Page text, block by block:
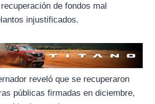
de fondos mal
injustificados.
reveló que se recuperaron
públicas firmadas en diciembre,